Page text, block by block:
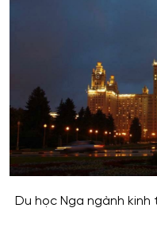
Du học Nga ngành